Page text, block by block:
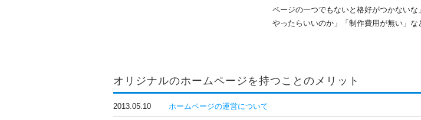
ページの一つでもないと格好がつかない
やったらいいのか」「制作費用が無い」な
オリジナルのホームページを持つことのメリット
2013.05.10 ホームページの運営について